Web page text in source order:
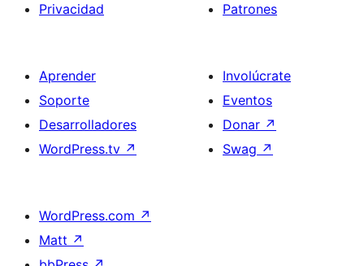
Privacidad
Patrones
Aprender
Soporte
Desarrolladores
WordPress.tv ↗
Involúcrate
Eventos
Donar ↗
Swag ↗
WordPress.com ↗
Matt ↗